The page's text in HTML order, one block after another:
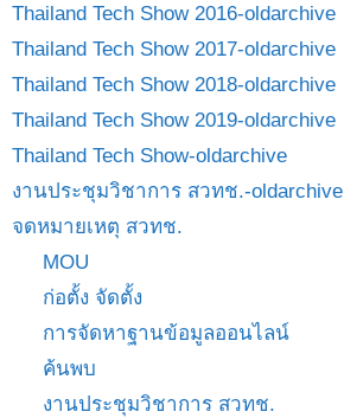
Thailand Tech Show 2016-oldarchive
Thailand Tech Show 2017-oldarchive
Thailand Tech Show 2018-oldarchive
Thailand Tech Show 2019-oldarchive
Thailand Tech Show-oldarchive
งานประชุมวิชาการ สวทช.-oldarchive
จดหมายเหตุ สวทช.
MOU
ก่อตั้ง จัดตั้ง
การจัดหาฐานข้อมูลออนไลน์
ค้นพบ
งานประชุมวิชาการ สวทช.